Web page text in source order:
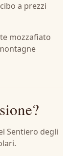
a prezzi
mozzafiato
Sentiero degli